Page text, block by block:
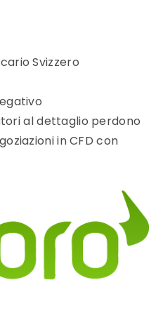
Svizzero
al dettaglio perdono
in CFD con